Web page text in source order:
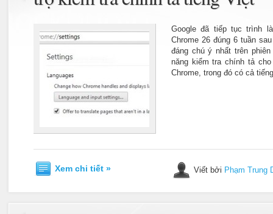
Google đã tiếp tục trình
Chrome 26 đúng 6 tuần
đáng chú ý nhất trên
năng kiểm tra chính tả
Chrome, trong đó có cả
Xem chi tiết » Viết bởi Phạm Trung